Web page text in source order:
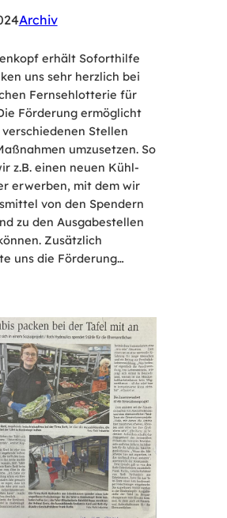
Archiv
erhält Soforthilfe
uns sehr herzlich bei
Fernsehlotterie für
Förderung ermöglicht
verschiedenen Stellen
umzusetzen. So
z.B. einen neuen Kühl-
erwerben, mit dem wir
von den Spendern
zu den Ausgabestellen
Zusätzlich
uns die Förderung…